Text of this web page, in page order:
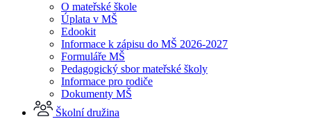
O mateřské škole
Úplata v MŠ
Edookit
Informace k zápisu do MŠ 2026-2027
Formuláře MŠ
Pedagogický sbor mateřské školy
Informace pro rodiče
Dokumenty MŠ
Školní družina